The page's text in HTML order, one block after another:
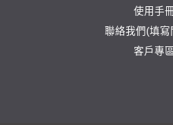
使用手
聯絡我們(填寫
客戶專區